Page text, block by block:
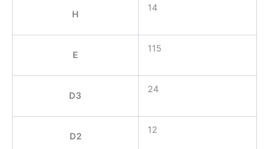
H
14
E
115
D3
24
D2
12